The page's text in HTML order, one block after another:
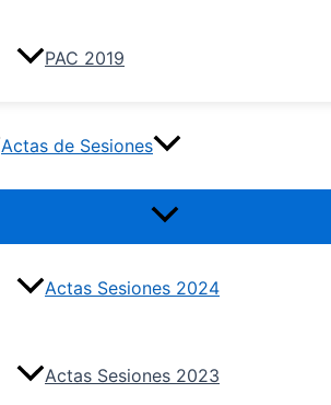
PAC 2019
Actas de Sesiones
Actas Sesiones 2024
Actas Sesiones 2023